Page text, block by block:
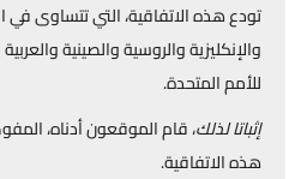
هذه الاتفاقية، التي تتساوى في
والروسية والصينية والعربية
المتحدة.
لذلك، قام الموقعون أدناه،
الاتفاقية.